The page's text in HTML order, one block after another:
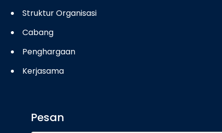
Struktur Organisasi
Cabang
Penghargaan
Kerjasama
Pesan